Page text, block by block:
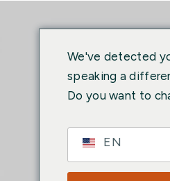
We've detected
speaking a
Do you want to
EN